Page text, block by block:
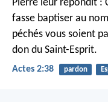
Pierre leur répondit :
fasse baptiser au
péchés vous soient
don du Saint-Esprit.
Actes 2:38 pardon